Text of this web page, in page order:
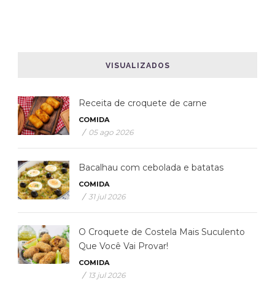
VISUALIZADOS
Receita de croquete de carne
COMIDA
/ 05 ago 2026
Bacalhau com cebolada e batatas
COMIDA
/ 31 jul 2026
O Croquete de Costela Mais Suculento
Que Você Vai Provar!
COMIDA
/ 13 jul 2026